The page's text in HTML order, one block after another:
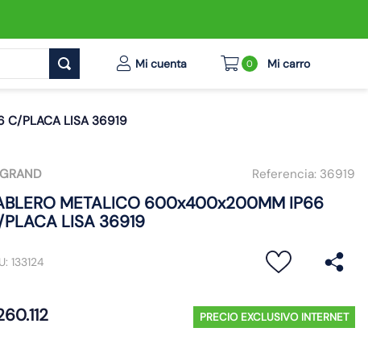
0
C/PLACA LISA 36919
Referencia: 36919
METALICO 600x400x200MM IP66
LISA 36919
: 133124
.112 PRECIO EXCLUSIVO INTERNET